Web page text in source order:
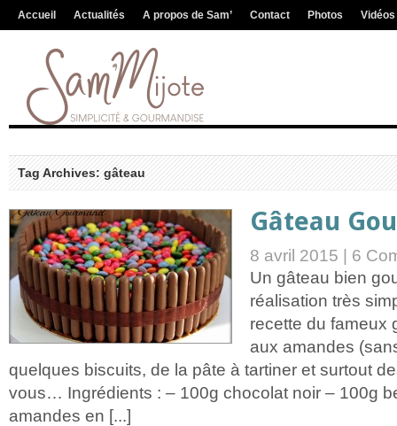
Accueil Actualités A propos de Sam’ Contact Photos Vidéos
Tag Archives: gâteau
Gâteau
8 avril 2015 | 6
Un gâteau bien
réalisation très
recette du fameux
aux amandes
quelques biscuits, de la pâte à tartiner et surtout
vous… Ingrédients : – 100g chocolat noir – 100g
amandes en [...]